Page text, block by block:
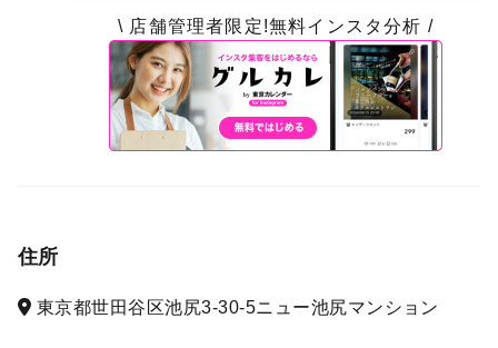
\ 店舗管理者限定!無料インスタ分析 /
住所
東京都世田谷区池尻3-30-5ニュー池尻マンション